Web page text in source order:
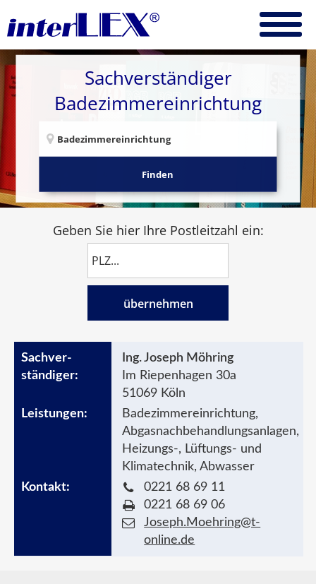
Sachverständiger
Badezimmereinrichtung
Finden
Geben Sie hier Ihre Postleitzahl ein:
übernehmen
Ing. Joseph Möhring
Im Riepenhagen 30a
51069 Köln
Badezimmereinrichtung,
Abgasnachbehandlungsanlagen,
Heizungs-, Lüftungs- und
Klimatechnik, Abwasser
0221 68 69 11
0221 68 69 06
Joseph.Moehring@t-
online.de